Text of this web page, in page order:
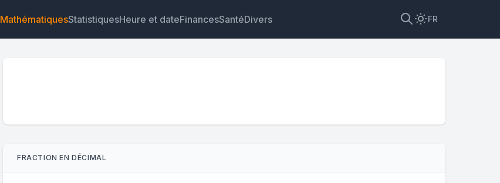
MathématiquesStatistiquesHeure et dateFinancesSantéDivers FR
Aperçu Fraction en décimal : Calculateur en ligne Widget
FRACTION EN DÉCIMAL